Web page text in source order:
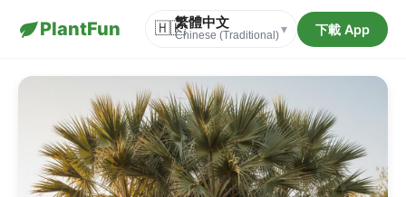
PlantFun 🇭🇰繁體中文
Chinese (Traditional)▾ 下載 App